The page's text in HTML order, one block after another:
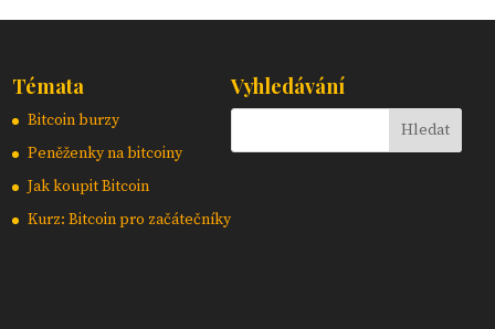
Témata
Bitcoin burzy
Peněženky na bitcoiny
Jak koupit Bitcoin
Kurz: Bitcoin pro začátečníky
Vyhledávání